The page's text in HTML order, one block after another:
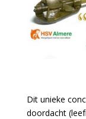
Dit unieke
doordacht